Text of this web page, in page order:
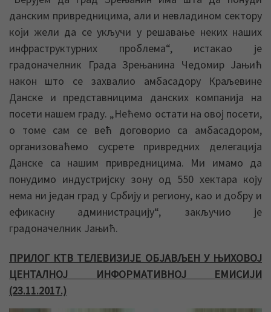
данским привредницима, али и невладином сектору
коjи жели да се укључи у решавање неких наших
инфраструктурних проблема“, истакао је
градоначелник Града Зрењанина Чедомир Јањић
након што се захвалио амбасадору Краљевине
Данске и представницима данских компанија на
посети нашем граду. „Нећемо остати на овој посети,
о томе сам се већ договорио са амбасадором,
организоваћемо сусрете привредних делегација
Данске са нашим привредницима. Ми имамо да
понудимо индустријску зону од 550 хектара коју
нема ни један град у Србију и региону, као и добру и
ефикасну администрацију“, закључио је
градоначелник Јањић.
ПРИЛОГ КТВ ТЕЛЕВИЗИЈЕ ОБЈАВЉЕН У ЊИХОВОЈ
ЦЕНТАЛНОЈ ИНФОРМАТИВНОЈ ЕМИСИЈИ
(23.11.2017.)